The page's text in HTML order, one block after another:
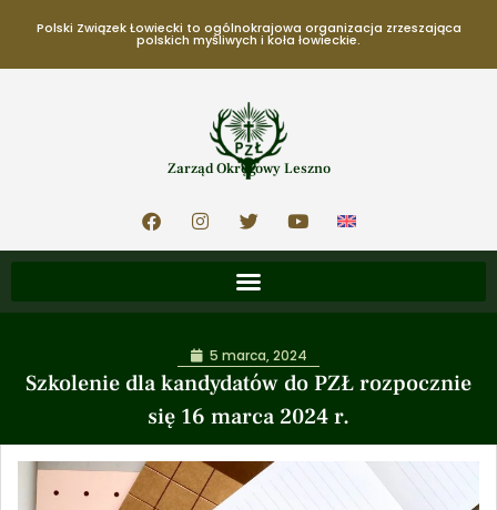
Polski Związek Łowiecki to ogólnokrajowa organizacja zrzeszająca
polskich myśliwych i koła łowieckie.
Zarząd Okręgowy Leszno
Szkolenie dla kandydatów do PZŁ rozpocznie
się 16 marca 2024 r.
5 marca, 2024